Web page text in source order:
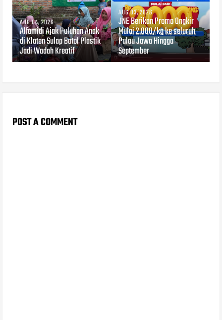
AUG 04, 2026
Alfamidi Ajak Puluhan Anak
di Klaten Sulap Botol Plastik
Jadi Wadah Kreatif
AUG 03, 2026
JNE Berikan Promo Ongkir
Mulai 2.000/kg ke seluruh
Pulau Jawa Hingga
September
POST A COMMENT